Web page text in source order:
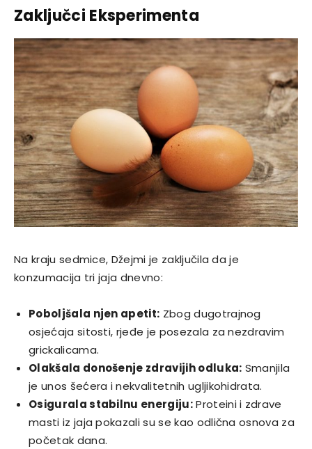
Zaključci Eksperimenta
Na kraju sedmice, Džejmi je zaključila da je
konzumacija tri jaja dnevno:
Poboljšala njen apetit: Zbog dugotrajnog
osjećaja sitosti, rjeđe je posezala za nezdravim
grickalicama.
Olakšala donošenje zdravijih odluka: Smanjila
je unos šećera i nekvalitetnih ugljikohidrata.
Osigurala stabilnu energiju:Proteini i zdrave
masti iz jaja pokazali su se kao odlična osnova za
početak dana.